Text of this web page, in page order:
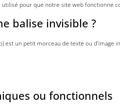
pour que notre site web fonctionne
balise invisible ?
est un petit morceau de texte ou
ou fonctionnels